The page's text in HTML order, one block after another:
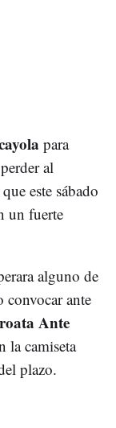
para
al
que este sábado
un fuerte
alguno de
convocar ante
Ante
la camiseta
plazo.